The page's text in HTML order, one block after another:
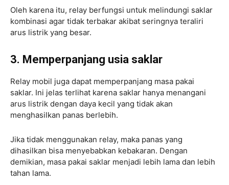
Oleh karena itu, relay berfungsi untuk melindungi saklar
kombinasi agar tidak terbakar akibat seringnya teraliri
arus listrik yang besar.
3. Memperpanjang usia saklar
Relay mobil juga dapat memperpanjang masa pakai
saklar. Ini jelas terlihat karena saklar hanya menangani
arus listrik dengan daya kecil yang tidak akan
menghasilkan panas berlebih.
Jika tidak menggunakan relay, maka panas yang
dihasilkan bisa menyebabkan kebakaran. Dengan
demikian, masa pakai saklar menjadi lebih lama dan lebih
tahan lama.